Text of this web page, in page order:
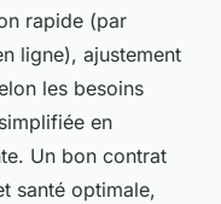
rapide (par
ligne), ajustement
les besoins
en
Un bon contrat
santé optimale,